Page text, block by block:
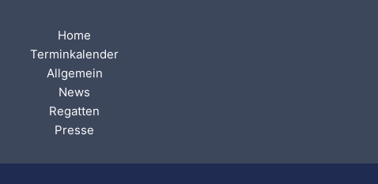
Home
Terminkalender
Allgemein
News
Regatten
Presse